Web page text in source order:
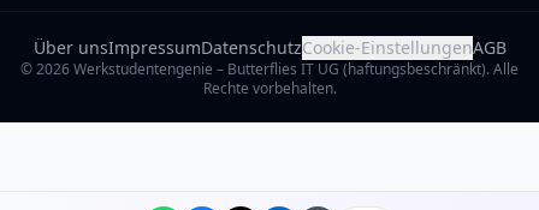
Über unsImpressumDatenschutzCookie-EinstellungenAGB
©2026Werkstudentengenie – Butterflies IT UG (haftungsbeschränkt). Alle
Rechte vorbehalten.